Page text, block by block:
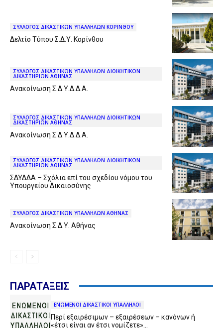
ΣΥΛΛΟΓΟΣ ΔΙΚΑΣΤΙΚΩΝ ΥΠΑΛΛΗΛΩΝ ΚΟΡΙΝΘΟΥ
Δελτίο Τύπου Σ.Δ.Υ. Κορίνθου
ΣΥΛΛΟΓΟΣ ΔΙΚΑΣΤΙΚΩΝ ΥΠΑΛΛΗΛΩΝ ΔΙΟΙΚΗΤΙΚΩΝ
ΔΙΚΑΣΤΗΡΙΩΝ ΑΘΗΝΑΣ
Ανακοίνωση Σ.Δ.Υ.Δ.Δ.Α.
ΣΥΛΛΟΓΟΣ ΔΙΚΑΣΤΙΚΩΝ ΥΠΑΛΛΗΛΩΝ ΔΙΟΙΚΗΤΙΚΩΝ
ΔΙΚΑΣΤΗΡΙΩΝ ΑΘΗΝΑΣ
Ανακοίνωση Σ.Δ.Υ.Δ.Δ.Α.
ΣΥΛΛΟΓΟΣ ΔΙΚΑΣΤΙΚΩΝ ΥΠΑΛΛΗΛΩΝ ΔΙΟΙΚΗΤΙΚΩΝ
ΔΙΚΑΣΤΗΡΙΩΝ ΑΘΗΝΑΣ
ΣΔΥΔΔΑ – Σχόλια επί του σχεδίου νόμου του
Υπουργείου Δικαιοσύνης
ΣΥΛΛΟΓΟΣ ΔΙΚΑΣΤΙΚΩΝ ΥΠΑΛΛΗΛΩΝ ΑΘΗΝΑΣ
Ανακοίνωση Σ.Δ.Υ. Αθήνας
ΠΑΡΑΤΑΞΕΙΣ
ΕΝΩΜΕΝΟΙ ΔΙΚΑΣΤΙΚΟΙ ΥΠΑΛΛΗΛΟΙ
Περί εξαιρέσιμων – εξαιρέσεων – κανόνων ή
«έτσι είναι αν έτσι νομίζετε»…